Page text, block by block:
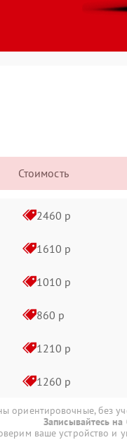
Стоимость
2460 р
1610 р
1010 р
860 р
1210 р
1260 р
ориентировочные, без
Записывайтесь на
ваше устройство и